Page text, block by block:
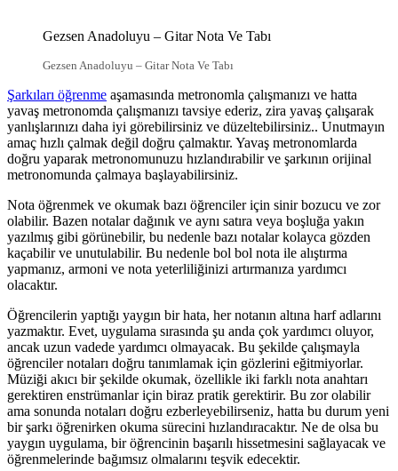
Gezsen Anadoluyu – Gitar Nota Ve Tabı
Gezsen Anadoluyu – Gitar Nota Ve Tabı
Şarkıları öğrenme aşamasında metronomla çalışmanızı ve hatta
yavaş metronomda çalışmanızı tavsiye ederiz, zira yavaş çalışarak
yanlışlarınızı daha iyi görebilirsiniz ve düzeltebilirsiniz.. Unutmayın
amaç hızlı çalmak değil doğru çalmaktır. Yavaş metronomlarda
doğru yaparak metronomunuzu hızlandırabilir ve şarkının orijinal
metronomunda çalmaya başlayabilirsiniz.
Nota öğrenmek ve okumak bazı öğrenciler için sinir bozucu ve zor
olabilir. Bazen notalar dağınık ve aynı satıra veya boşluğa yakın
yazılmış gibi görünebilir, bu nedenle bazı notalar kolayca gözden
kaçabilir ve unutulabilir. Bu nedenle bol bol nota ile alıştırma
yapmanız, armoni ve nota yeterliliğinizi artırmanıza yardımcı
olacaktır.
Öğrencilerin yaptığı yaygın bir hata, her notanın altına harf adlarını
yazmaktır. Evet, uygulama sırasında şu anda çok yardımcı oluyor,
ancak uzun vadede yardımcı olmayacak. Bu şekilde çalışmayla
öğrenciler notaları doğru tanımlamak için gözlerini eğitmiyorlar.
Müziği akıcı bir şekilde okumak, özellikle iki farklı nota anahtarı
gerektiren enstrümanlar için biraz pratik gerektirir. Bu zor olabilir
ama sonunda notaları doğru ezberleyebilirseniz, hatta bu durum yeni
bir şarkı öğrenirken okuma sürecini hızlandıracaktır. Ne de olsa bu
yaygın uygulama, bir öğrencinin başarılı hissetmesini sağlayacak ve
öğrenmelerinde bağımsız olmalarını teşvik edecektir.